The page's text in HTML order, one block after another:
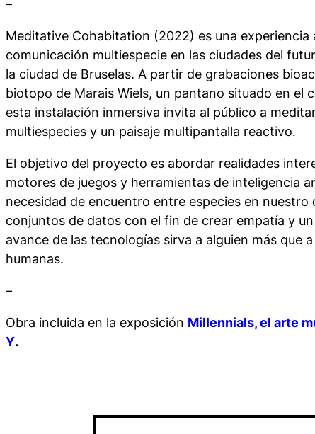
–
Meditative Cohabitation (2022) es una experiencia
comunicación multiespecie en las ciudades del
la ciudad de Bruselas. A partir de grabaciones
biotopo de Marais Wiels, un pantano situado en el
esta instalación inmersiva invita al público a
multiespecies y un paisaje multipantalla reactivo.
El objetivo del proyecto es abordar realidades
motores de juegos y herramientas de inteligencia
necesidad de encuentro entre especies en nuestro
conjuntos de datos con el fin de crear empatía y
avance de las tecnologías sirva a alguien más que
humanas.
–
Obra incluida en la exposición Millennials, el arte
Y.